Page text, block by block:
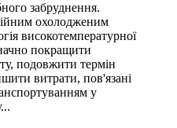
забруднення.
охолодженим
високотемпературної
покращити
подовжити термін
витрати, пов'язані
у